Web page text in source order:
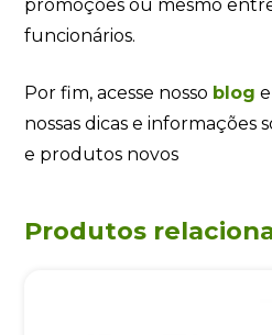
promoções ou mesmo
funcionários.
Por fim, acesse nosso blog
nossas dicas e informações
e produtos novos
Produtos